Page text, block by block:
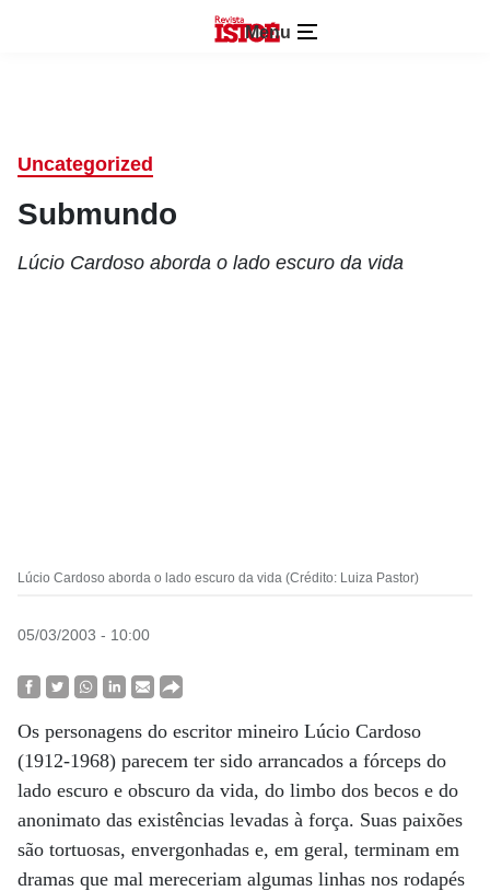
Menu
Uncategorized
Submundo
Lúcio Cardoso aborda o lado escuro da vida
Lúcio Cardoso aborda o lado escuro da vida (Crédito: Luiza Pastor)
05/03/2003 - 10:00
Os personagens do escritor mineiro Lúcio Cardoso
(1912-1968) parecem ter sido arrancados a fórceps do
lado escuro e obscuro da vida, do limbo dos becos e do
anonimato das existências levadas à força. Suas paixões
são tortuosas, envergonhadas e, em geral, terminam em
dramas que mal mereceriam algumas linhas nos rodapés